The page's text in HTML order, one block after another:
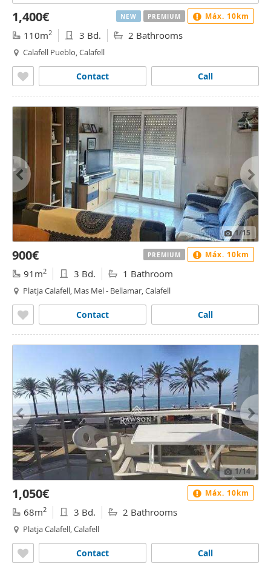
1,400€
110m2 3 Bd. 2 Bathrooms
Calafell Pueblo, Calafell
Call
Contact
NEW PREMIUM Máx. 10km
1/15
900€
91m2 3 Bd. 1 Bathroom
Platja Calafell, Mas Mel - Bellamar, Calafell
Call
Contact
PREMIUM Máx. 10km
1/14
1,050€
68m2 3 Bd. 2 Bathrooms
Platja Calafell, Calafell
Call
Contact
Máx. 10km